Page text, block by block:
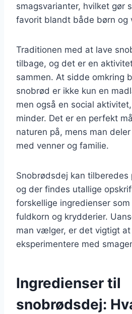
smagsvarianter, hvilket gør
favorit blandt både børn og
Traditionen med at lave
tilbage, og det er en
sammen. At sidde omkring
snobrød er ikke kun en
men også en social
minder. Det er en perfekt
naturen på, mens man
med venner og familie.
Snobrødsdej kan tilberedes
og der findes utallige
forskellige ingredienser
fuldkorn og krydderier.
man vælger, er det vigtigt
eksperimentere med
Ingredienser til
snobrødsdej: